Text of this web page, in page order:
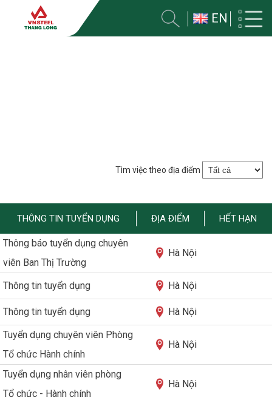
EN
Tìm việc theo địa điểm
THÔNG TIN TUYỂN DỤNG ĐỊA ĐIỂM HẾT HẠN
Thông báo tuyển dụng chuyên
viên Ban Thị Trường
Hà Nội
Thông tin tuyển dụng Hà Nội
Thông tin tuyển dụng
Hà Nội
Tuyển dụng chuyên viên Phòng
Tổ chức Hành chính
Hà Nội
Tuyển dụng nhân viên phòng
Tổ chức - Hành chính
Hà Nội